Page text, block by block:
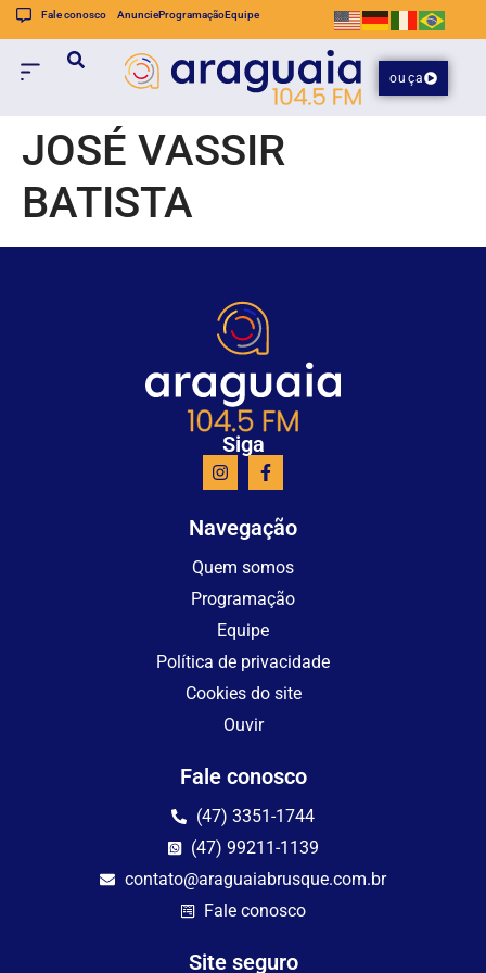
Fale conosco AnuncieProgramaçãoEquipe
ouça
JOSÉ VASSIR
BATISTA
Siga
Navegação
Quem somos
Programação
Equipe
Política de privacidade
Cookies do site
Ouvir
Fale conosco
(47) 3351-1744
(47) 99211-1139
contato@araguaiabrusque.com.br
Fale conosco
Site seguro